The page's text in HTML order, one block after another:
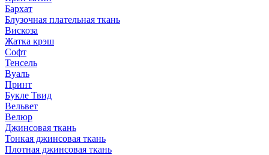
Бархат
Блузочная плательная ткань
Вискоза
Жатка крэш
Софт
Тенсель
Вуаль
Принт
Букле Твид
Вельвет
Велюр
Джинсовая ткань
Тонкая джинсовая ткань
Плотная джинсовая ткань